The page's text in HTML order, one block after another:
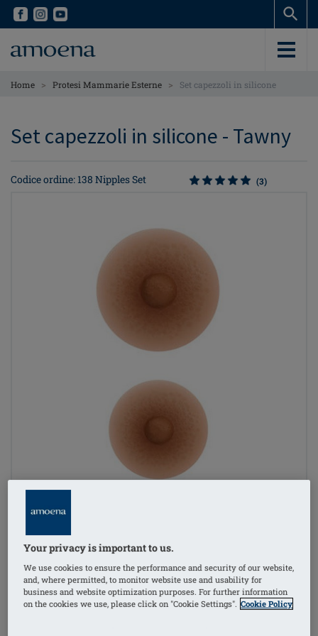
Skip
content
Skip
content
Home > Protesi Mammarie Esterne > Set capezzoli in silicone
Set capezzoli in silicone - Tawny
Codice ordine: 138 Nipples Set (3)
Your privacy is important to us.
We use cookies to ensure the performance and security of our website,
and, where permitted, to monitor website use and usability for
business and website optimization purposes. For further information
on the cookies we use, please click on "Cookie Settings". Cookie Policy